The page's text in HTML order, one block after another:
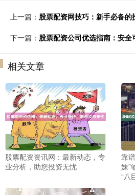
上一篇： 股票配资网技巧：新手必备的
下一篇： 股票配资公司优选指南：安
相关文章
股票配资资讯网：最新动态，专
业分析，助您投资无忧
靠
妹”
“八